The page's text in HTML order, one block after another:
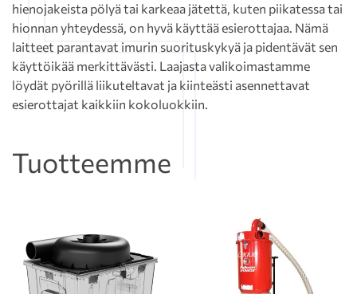
hienojakeista pölyä tai karkeaa jätettä, kuten piikatessa tai
hionnan yhteydessä, on hyvä käyttää esierottajaa. Nämä
laitteet parantavat imurin suorituskykyä ja pidentävät sen
käyttöikää merkittävästi. Laajasta valikoimastamme
löydät pyörillä liikuteltavat ja kiinteästi asennettavat
esierottajat kaikkiin kokoluokkiin.
Tuotteemme